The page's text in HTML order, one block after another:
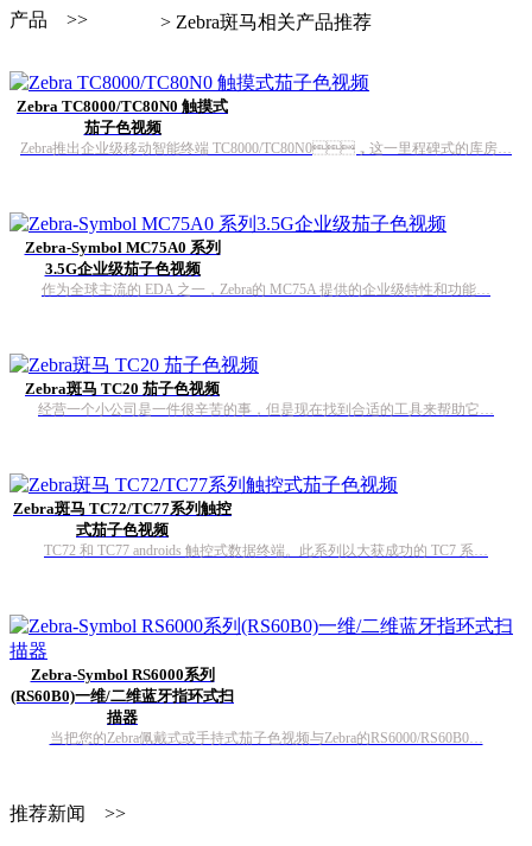
产品 >> > Zebra斑马相关产品推荐
Zebra TC8000/TC80N0 触摸式
茄子色视频
Zebra推出企业级移动智能终端 TC8000/TC80N0，这一里程碑式的库房…
Zebra-Symbol MC75A0 系列
3.5G企业级茄子色视频
作为全球主流的 EDA 之一，Zebra的 MC75A 提供的企业级特性和功能…
Zebra斑马 TC20 茄子色视频
经营一个小公司是一件很辛苦的事，但是现在找到合适的工具来帮助它…
Zebra斑马 TC72/TC77系列触控
式茄子色视频
TC72 和 TC77 androids 触控式数据终端。此系列以大获成功的 TC7 系…
Zebra-Symbol RS6000系列
(RS60B0)一维/二维蓝牙指环式扫
描器
当把您的Zebra佩戴式或手持式茄子色视频与Zebra的RS6000/RS60B0…
推荐新闻 >>